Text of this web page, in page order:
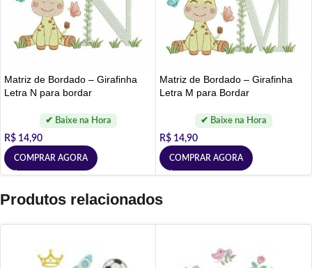
Matriz de Bordado – Girafinha
Letra N para bordar
R$ 14,90
COMPRAR AGORA
Matriz de Bordado – Girafinha
Letra M para Bordar
R$ 14,90
COMPRAR AGORA
Produtos relacionados